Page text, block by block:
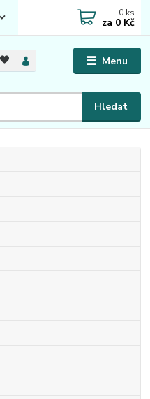
Menu
Hledat
0 ks
za 0 Kč